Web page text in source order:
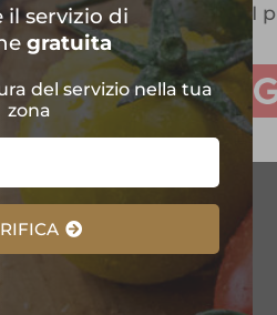
I
all'acquisto
online
il servizio di
gratuita
del servizio nella tua
zona